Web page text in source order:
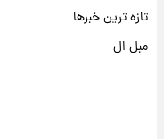
تازه ترین خبرها
مبل ال